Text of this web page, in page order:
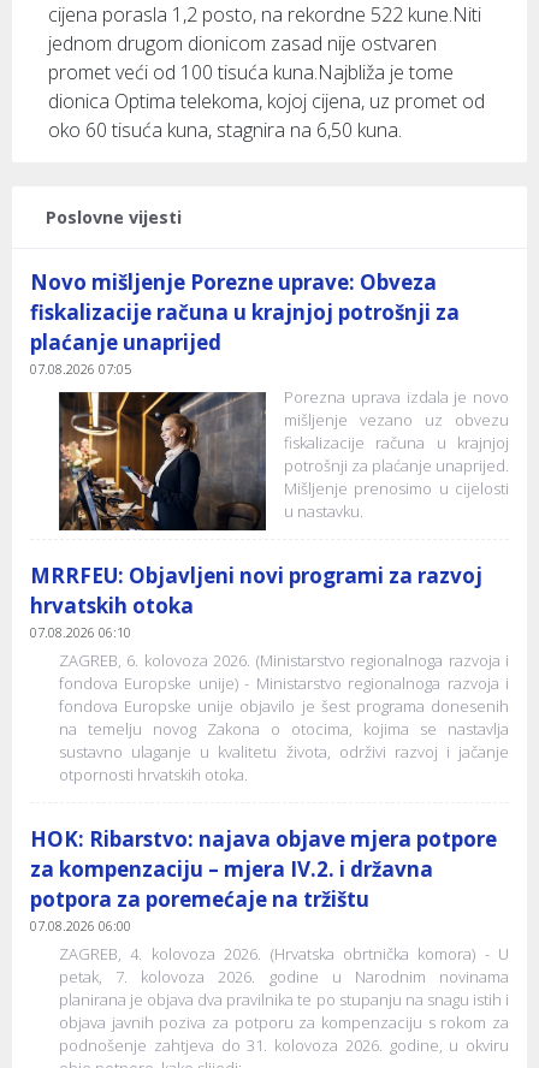
cijena porasla 1,2 posto, na rekordne 522 kune.Niti
jednom drugom dionicom zasad nije ostvaren
promet veći od 100 tisuća kuna.Najbliža je tome
dionica Optima telekoma, kojoj cijena, uz promet od
oko 60 tisuća kuna, stagnira na 6,50 kuna.
Poslovne vijesti
Novo mišljenje Porezne uprave: Obveza
fiskalizacije računa u krajnjoj potrošnji za
plaćanje unaprijed
07.08.2026 07:05
Porezna uprava izdala je novo
mišljenje vezano uz obvezu
fiskalizacije računa u krajnjoj
potrošnji za plaćanje unaprijed.
Mišljenje prenosimo u cijelosti
u nastavku.
MRRFEU: Objavljeni novi programi za razvoj
hrvatskih otoka
07.08.2026 06:10
ZAGREB, 6. kolovoza 2026. (Ministarstvo regionalnoga razvoja i
fondova Europske unije) - Ministarstvo regionalnoga razvoja i
fondova Europske unije objavilo je šest programa donesenih
na temelju novog Zakona o otocima, kojima se nastavlja
sustavno ulaganje u kvalitetu života, održivi razvoj i jačanje
otpornosti hrvatskih otoka.
HOK: Ribarstvo: najava objave mjera potpore
za kompenzaciju – mjera IV.2. i državna
potpora za poremećaje na tržištu
07.08.2026 06:00
ZAGREB, 4. kolovoza 2026. (Hrvatska obrtnička komora) - U
petak, 7. kolovoza 2026. godine u Narodnim novinama
planirana je objava dva pravilnika te po stupanju na snagu istih i
objava javnih poziva za potporu za kompenzaciju s rokom za
podnošenje zahtjeva do 31. kolovoza 2026. godine, u okviru